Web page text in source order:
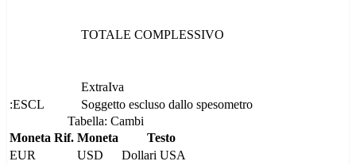
TOTALE COMPLESSIVO
ExtraIva
:ESCL
Soggetto escluso dallo spesometro
Tabella: Cambi
Moneta Rif. Moneta
Testo
EUR
USD
Dollari USA